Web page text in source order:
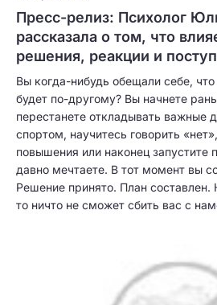
Пресс-релиз: Психолог
рассказала о том, что
решения, реакции и
Вы когда-нибудь обещали себе,
будет по-другому? Вы начнете
перестанете откладывать важные
спортом, научитесь говорить
повышения или наконец запустите
давно мечтаете. В тот момент вы
Решение принято. План составлен.
то ничто не сможет сбить вас с